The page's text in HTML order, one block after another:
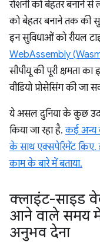
रोशनी को बेहतर बनाने से
को बेहतर बनाने तक की
इन सुविधाओं को रीयल
WebAssembly
सीपीयू की पूरी क्षमता
वीडियो प्रोसेसिंग की जा
ये असल दुनिया के कुछ
किया जा रहा है.कई अन्य
के साथ एक्सपेरिमेंट
काम के बारे में बताया.
क्लाइंट-साइड
आने वाले समय
अनुभव देना